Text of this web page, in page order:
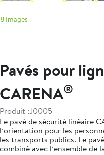
8 Images
Pavés pour
CARENA®
Produit :J0005
Le pavé de sécurité linéaire
l’orientation pour les
les transports publics. Le
combiné avec l’ensemble de